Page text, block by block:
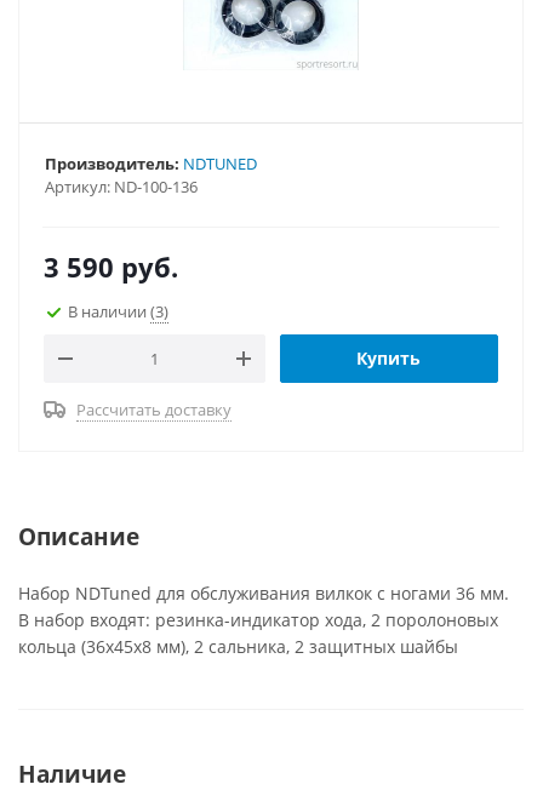
Артикул: ND-100-136
Производитель: NDTUNED
3 590 руб.
В наличии (3)
Купить
Рассчитать доставку
Описание
Набор NDTuned для обслуживания вилкок с ногами 36 мм.
В набор входят: резинка-индикатор хода, 2 поролоновых
кольца (36x45x8 мм), 2 сальника, 2 защитных шайбы
Наличие